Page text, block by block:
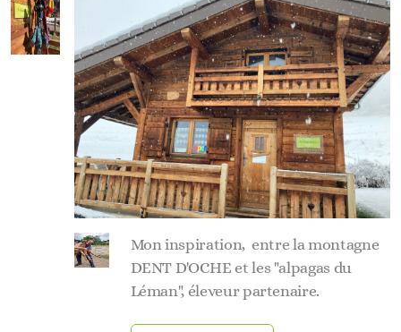
Mon inspiration, entre la montagne
DENT D'OCHE et les "alpagas du
Léman", éleveur partenaire.